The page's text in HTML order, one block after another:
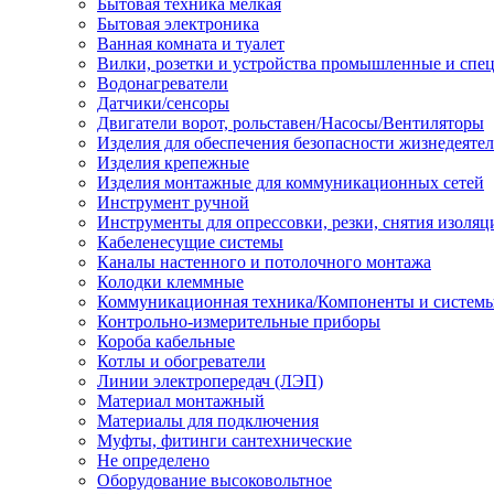
Бытовая техника мелкая
Бытовая электроника
Ванная комната и туалет
Вилки, розетки и устройства промышленные и
Водонагреватели
Датчики/сенсоры
Двигатели ворот, рольставен/Насосы/Вентиляторы
Изделия для обеспечения безопасности
Изделия крепежные
Изделия монтажные для коммуникационных сетей
Инструмент ручной
Инструменты для опрессовки, резки, снятия
Кабеленесущие системы
Каналы настенного и потолочного монтажа
Колодки клеммные
Коммуникационная техника/Компоненты и
Контрольно-измерительные приборы
Короба кабельные
Котлы и обогреватели
Линии электропередач (ЛЭП)
Материал монтажный
Материалы для подключения
Муфты, фитинги сантехнические
Не определено
Оборудование высоковольтное